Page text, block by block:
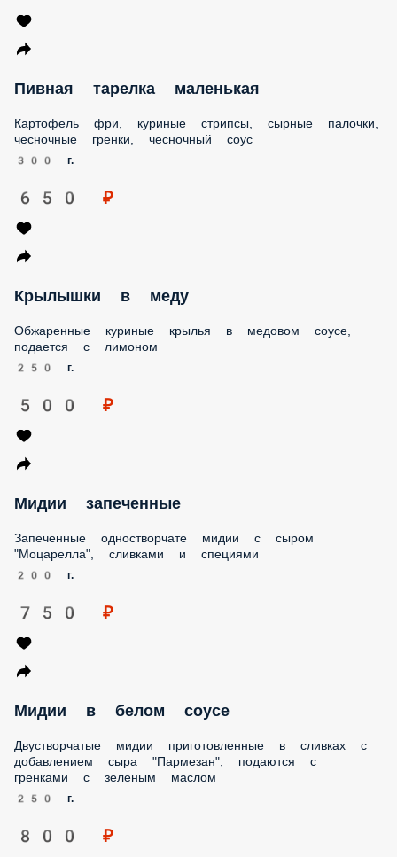
Пивная тарелка маленькая
Картофель фри, куриные стрипсы, сырные палочки,
чесночные гренки, чесночный соус
300 г.
650 ₽
Крылышки в меду
Обжаренные куриные крылья в медовом соусе, подается с
лимоном
250 г.
500 ₽
Мидии запеченные
Запеченные одностворчате мидии с сыром "Моцарелла",
сливками и специями
200 г.
750 ₽
Мидии в белом соусе
Двустворчатые мидии приготовленные в сливках с
добавлением сыра "Пармезан", подаются с гренками с
зеленым маслом
250 г.
800 ₽